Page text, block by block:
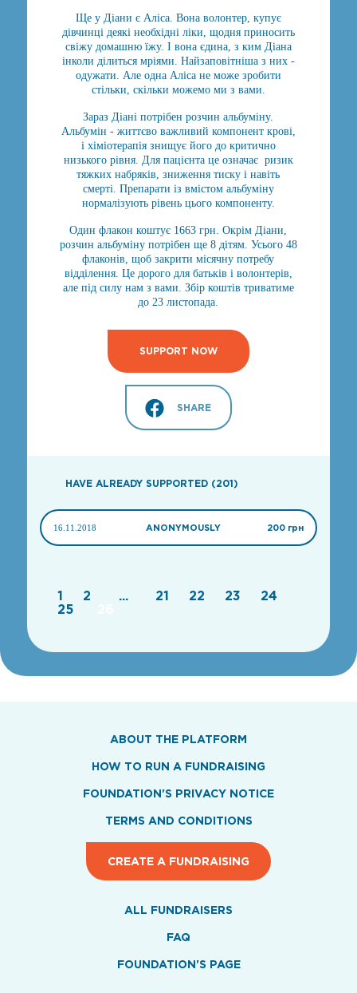
Ще у Діани є Аліса. Вона волонтер, купує
дівчинці деякі необхідні ліки, щодня приносить
свіжу домашню їжу. І вона єдина, з ким Діана
інколи ділиться мріями. Найзаповітніша з них -
одужати. Але одна Аліса не може зробити
стільки, скільки можемо ми з вами.
Зараз Діані потрібен розчин альбуміну.
Альбумін - життєво важливий компонент крові,
і хіміотерапія знищує його до критично
низького рівня. Для пацієнта це означає ризик
тяжких набряків, зниження тиску і навіть
смерті. Препарати із вмістом альбуміну
нормалізують рівень цього компоненту.
Один флакон коштує 1663 грн. Окрім Діани,
розчин альбуміну потрібен ще 8 дітям. Усього 48
флаконів, щоб закрити місячну потребу
відділення. Це дорого для батьків і волонтерів,
але під силу нам з вами. Збір коштів триватиме
до 23 листопада.
SUPPORT NOW
SHARE
HAVE ALREADY SUPPORTED (201)
16.11.2018 ANONYMOUSLY 200 грн
1 2 ... 21 22 23
24
25
ABOUT THE PLATFORM
HOW TO RUN A FUNDRAISING
FOUNDATION'S PRIVACY NOTICE
TERMS AND CONDITIONS
CREATE A FUNDRAISING
ALL FUNDRAISERS
FAQ
FOUNDATION'S PAGE